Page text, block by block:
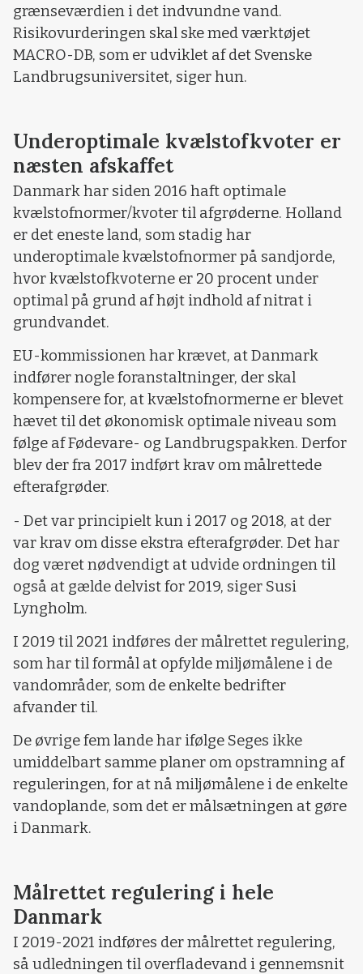
grænseværdien i det indvundne vand.
Risikovurderingen skal ske med værktøjet
MACRO-DB, som er udviklet af det Svenske
Landbrugsuniversitet, siger hun.
Underoptimale kvælstofkvoter er
næsten afskaffet
Danmark har siden 2016 haft optimale
kvælstofnormer/kvoter til afgrøderne. Holland
er det eneste land, som stadig har
underoptimale kvælstofnormer på sandjorde,
hvor kvælstofkvoterne er 20 procent under
optimal på grund af højt indhold af nitrat i
grundvandet.
EU-kommissionen har krævet, at Danmark
indfører nogle foranstaltninger, der skal
kompensere for, at kvælstofnormerne er blevet
hævet til det økonomisk optimale niveau som
følge af Fødevare- og Landbrugspakken. Derfor
blev der fra 2017 indført krav om målrettede
efterafgrøder.
- Det var principielt kun i 2017 og 2018, at der
var krav om disse ekstra efterafgrøder. Det har
dog været nødvendigt at udvide ordningen til
også at gælde delvist for 2019, siger Susi
Lyngholm.
I 2019 til 2021 indføres der målrettet regulering,
som har til formål at opfylde miljømålene i de
vandområder, som de enkelte bedrifter
afvander til.
De øvrige fem lande har ifølge Seges ikke
umiddelbart samme planer om opstramning af
reguleringen, for at nå miljømålene i de enkelte
vandoplande, som det er målsætningen at gøre
i Danmark.
Målrettet regulering i hele
Danmark
I 2019-2021 indføres der målrettet regulering,
så udledningen til overfladevand i gennemsnit